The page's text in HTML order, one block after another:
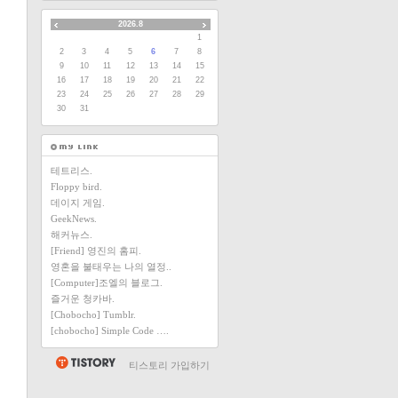
2026.8
1
2
3 4 5 6 7
8
9
10 11 12 13 14
15
16
17 18 19 20 21
22
23
24 25 26 27 28
29
30
31
테트리스.
Floppy bird.
데이지 게임.
GeekNews.
해커뉴스.
[Friend] 영진의 홈피.
영혼을 불태우는 나의 열정..
[Computer]조엘의 블로그.
즐거운 청카바.
[Chobocho] Tumblr.
[chobocho] Simple Code ….
티스토리 가입하기